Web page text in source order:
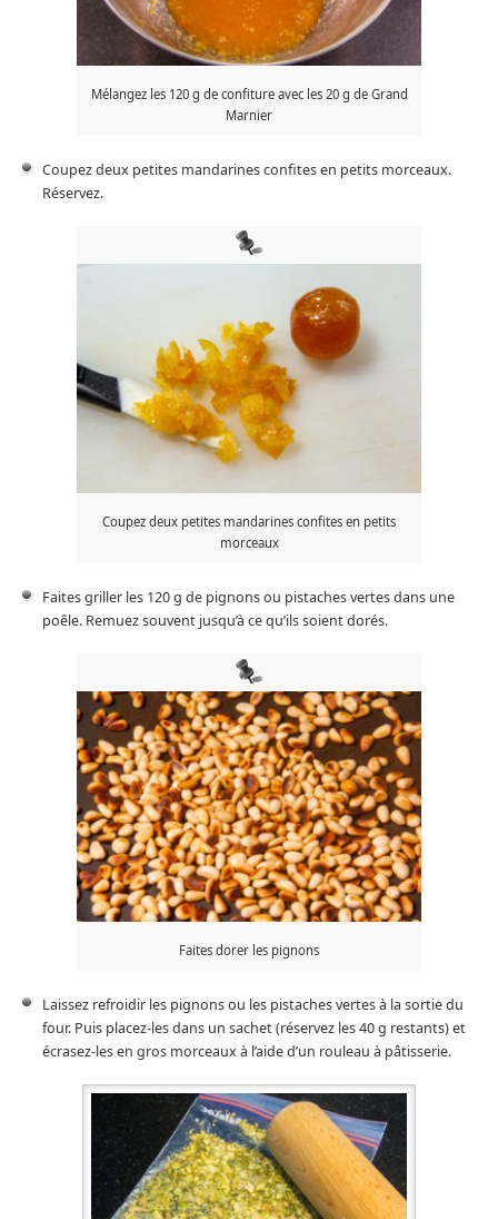
Mélangez les 120 g de confiture avec les 20 g de Grand
Marnier
Coupez deux petites mandarines confites en petits morceaux.
Réservez.
Coupez deux petites mandarines confites en petits
morceaux
Faites griller les 120 g de pignons ou pistaches vertes dans une
poêle. Remuez souvent jusqu’à ce qu’ils soient dorés.
Faites dorer les pignons
Laissez refroidir les pignons ou les pistaches vertes à la sortie du
four. Puis placez-les dans un sachet (réservez les 40 g restants) et
écrasez-les en gros morceaux à l’aide d’un rouleau à pâtisserie.